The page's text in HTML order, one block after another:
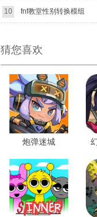
10 fnf教堂性别转换模组
猜您喜欢
炮弹迷城